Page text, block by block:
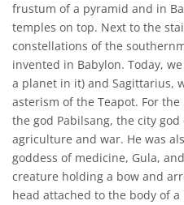
frustum of a pyramid and in
temples on top. Next to the
constellations of the
invented in Babylon. Today,
a planet in it) and Sagittarius,
asterism of the Teapot. For
the god Pabilsang, the city
agriculture and war. He was
goddess of medicine, Gula,
creature holding a bow and
head attached to the body of